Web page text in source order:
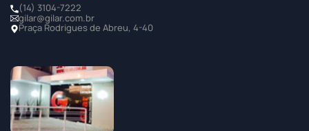
(14) 3104-7222
gilar@gilar.com.br
Praça Rodrigues de Abreu, 4-40